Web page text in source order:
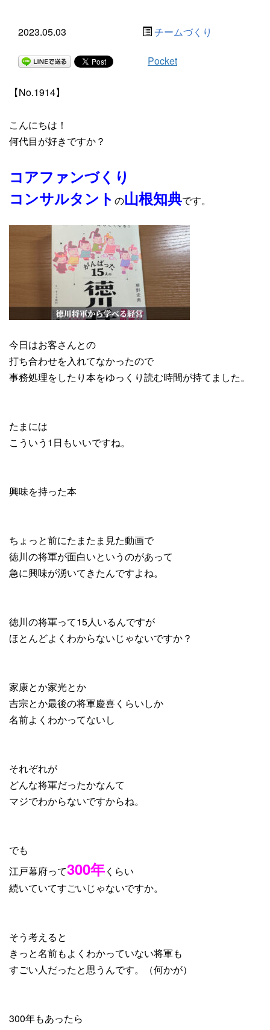
2023.05.03 チームづくり
Pocket
【No.1914】
こんにちは！
何代目が好きですか？
コアファンづくり
コンサルタント の山根知典です。
今日はお客さんとの
打ち合わせを入れてなかったので
事務処理をしたり本をゆっくり読む時間が持てました。
たまには
こういう1日もいいですね。
興味を持った本
ちょっと前にたまたま見た動画で
徳川の将軍が面白いというのがあって
急に興味が湧いてきたんですよね。
徳川の将軍って15人いるんですが
ほとんどよくわからないじゃないですか？
家康とか家光とか
吉宗とか最後の将軍慶喜くらいしか
名前よくわかってないし
それぞれが
どんな将軍だったかなんて
マジでわからないですからね。
でも
江戸幕府って300年くらい
続いていてすごいじゃないですか。
そう考えると
きっと名前もよくわかっていない将軍も
すごい人だったと思うんです。（何かが）
300年もあったら